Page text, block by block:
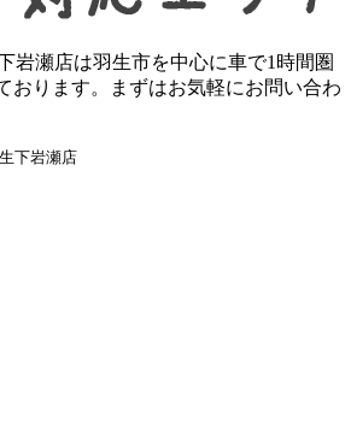
岩瀬店は羽生市を中心に車で1時間圏
おります。まずはお気軽にお問い合わ
下岩瀬店